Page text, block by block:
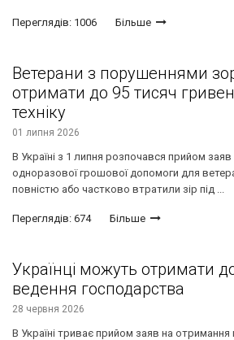
Переглядів: 1006 Більше
Ветерани з порушеннями
отримати до 95 тисяч
техніку
01 липня 2026
В Україні з 1 липня розпочався прийом
одноразової грошової допомоги для
повністю або частково втратили зір під ...
Переглядів: 674 Більше
Українці можуть отримати
ведення господарства
28 червня 2026
В Україні триває прийом заяв на